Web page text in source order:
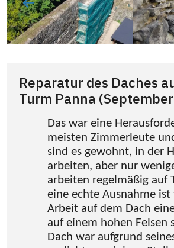
Reparatur des Daches
Turm Panna
Das war eine
meisten Zimmerleute
sind es gewohnt, in der
arbeiten, aber nur
arbeiten regelmäßig auf
eine echte Ausnahme ist
Arbeit auf dem Dach
auf einem hohen Felsen
Dach war aufgrund